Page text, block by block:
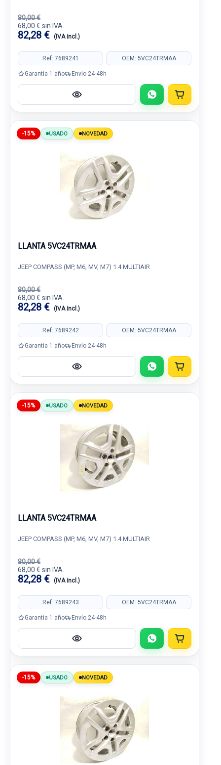
80,00 €
68,00 € sin IVA.
82,28 € (IVA incl.)
Ref: 7689241 OEM: 5VC24TRMAA
Garantía 1 año Envío 24-48h
-15% USADO NOVEDAD
LLANTA 5VC24TRMAA
JEEP COMPASS (MP, M6, MV, M7) 1.4 MULTIAIR
80,00 €
68,00 € sin IVA.
82,28 € (IVA incl.)
Ref: 7689242 OEM: 5VC24TRMAA
Garantía 1 año Envío 24-48h
-15% USADO NOVEDAD
LLANTA 5VC24TRMAA
JEEP COMPASS (MP, M6, MV, M7) 1.4 MULTIAIR
80,00 €
68,00 € sin IVA.
82,28 € (IVA incl.)
Ref: 7689243 OEM: 5VC24TRMAA
Garantía 1 año Envío 24-48h
-15% USADO NOVEDAD